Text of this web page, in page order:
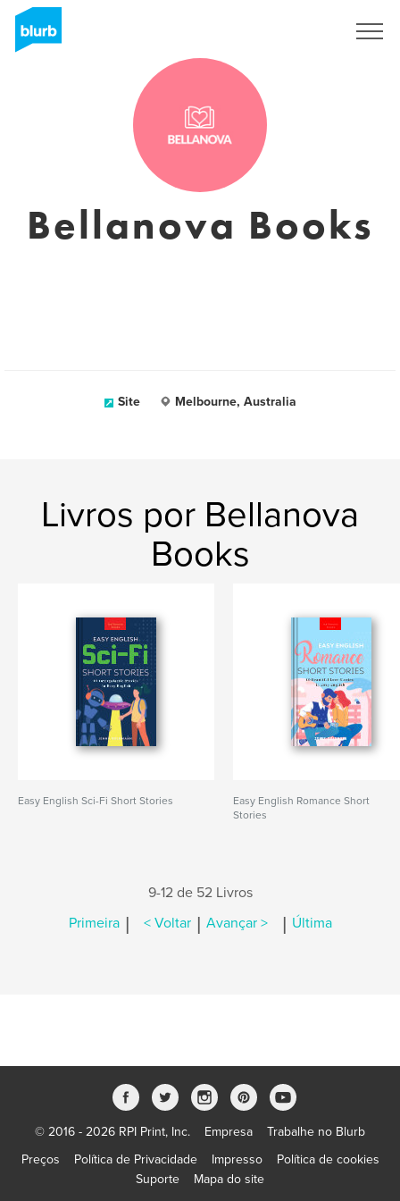
Bellanova Books
Site Melbourne, Australia
Livros por Bellanova
Books
Easy English Sci-Fi Short Stories
Easy English Romance Short
Stories
9-12 de 52 Livros
Primeira | < Voltar | Avançar > | Última
© 2016 - 2026 RPI Print, Inc. Empresa
Trabalhe no Blurb
Preços
Política de Privacidade Impresso
Política de cookies
Suporte
Mapa do site